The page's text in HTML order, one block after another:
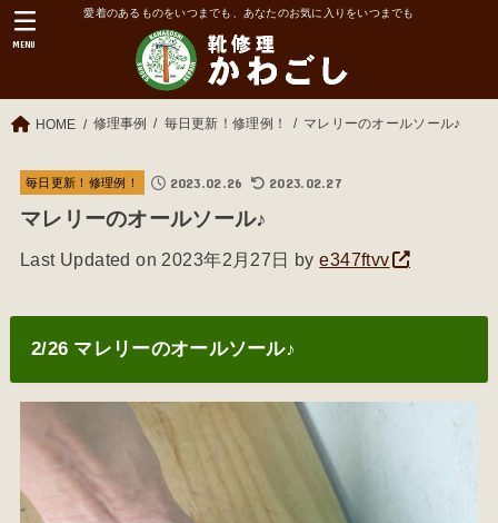
愛着のあるものをいつまでも、あなたのお気に入りをいつまでも
MENU
HOME 修理事例 毎日更新！修理例！ マレリーのオールソール♪
毎日更新！修理例！ 2023.02.26 2023.02.27
マレリーのオールソール♪
Last Updated on 2023年2月27日 bye347ftvv
2/26 マレリーのオールソール♪